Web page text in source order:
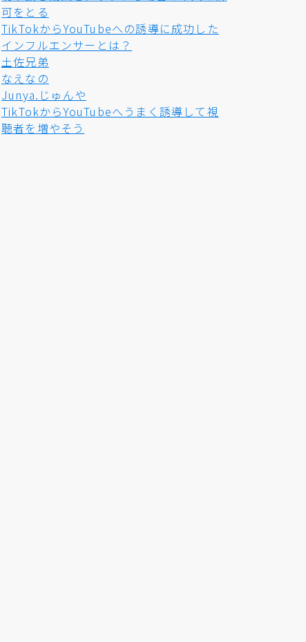
可をとる
TikTokからYouTubeへの誘導に成功した
インフルエンサーとは？
土佐兄弟
なえなの
Junya.じゅんや
TikTokからYouTubeへうまく誘導して視
聴者を増やそう